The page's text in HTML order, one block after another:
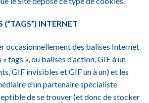
INTERNET
occasionnellement des balises Internet
tags », ou balises d’action, GIF à un
GIF invisibles et GIF un à un) et les
d’un partenaire spécialiste
de se trouver (et donc de stocker